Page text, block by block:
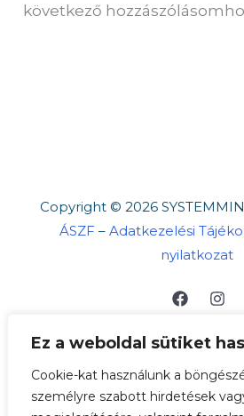
Ez a weboldal sütiket
Cookie-kat használunk a
személyre szabott hirdetések
következő
Copyright © 2026
ÁSZF – Adatkezelési
nyilatkozat